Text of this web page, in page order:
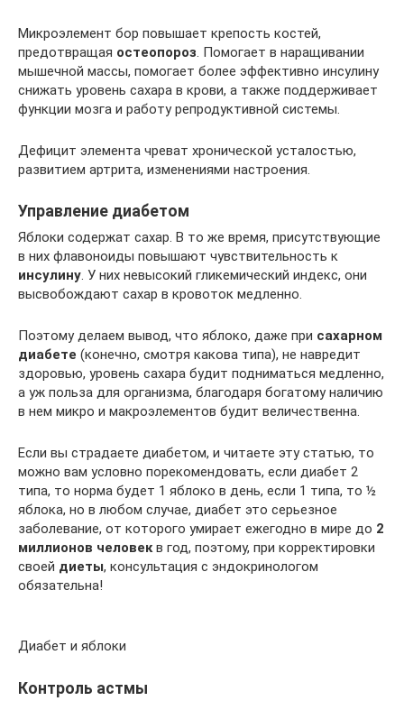
Микроэлемент бор повышает крепость костей,
предотвращая остеопороз. Помогает в наращивании
мышечной массы, помогает более эффективно инсулину
снижать уровень сахара в крови, а также поддерживает
функции мозга и работу репродуктивной системы.
Дефицит элемента чреват хронической усталостью,
развитием артрита, изменениями настроения.
Управление диабетом
Яблоки содержат сахар. В то же время, присутствующие
в них флавоноиды повышают чувствительность к
инсулину. У них невысокий гликемический индекс, они
высвобождают сахар в кровоток медленно.
Поэтому делаем вывод, что яблоко, даже при сахарном
диабете (конечно, смотря какова типа), не навредит
здоровью, уровень сахара будит подниматься медленно,
а уж польза для организма, благодаря богатому наличию
в нем микро и макроэлементов будит величественна.
Если вы страдаете диабетом, и читаете эту статью, то
можно вам условно порекомендовать, если диабет 2
типа, то норма будет 1 яблоко в день, если 1 типа, то ½
яблока, но в любом случае, диабет это серьезное
заболевание, от которого умирает ежегодно в мире до 2
миллионов человекв год, поэтому, при корректировки
своей диеты, консультация с эндокринологом
обязательна!
Диабет и яблоки
Контроль астмы